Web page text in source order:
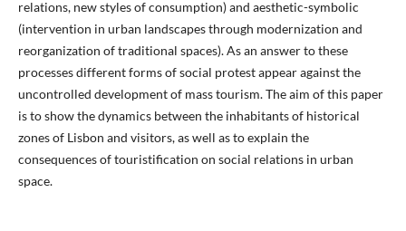
relations, new styles of consumption) and aesthetic-symbolic
(intervention in urban landscapes through modernization and
reorganization of traditional spaces). As an answer to these
processes different forms of social protest appear against the
uncontrolled development of mass tourism. The aim of this paper
is to show the dynamics between the inhabitants of historical
zones of Lisbon and visitors, as well as to explain the
consequences of touristification on social relations in urban
space.